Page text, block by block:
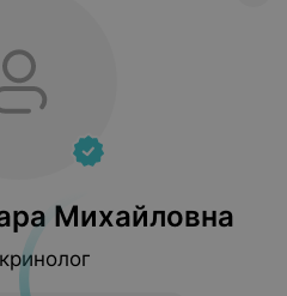
Михайловна